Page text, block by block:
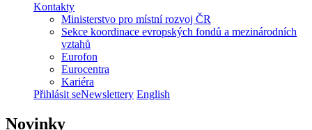
Kontakty
Ministerstvo pro místní rozvoj ČR
Sekce koordinace evropských fondů a mezinárodních
vztahů
Eurofon
Eurocentra
Kariéra
Přihlásit seNewslettery English
Novinky